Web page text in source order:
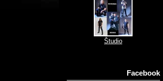
Študio
Facebook